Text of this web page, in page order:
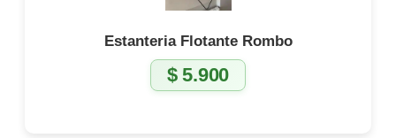
Estanteria Flotante Rombo
$5.900